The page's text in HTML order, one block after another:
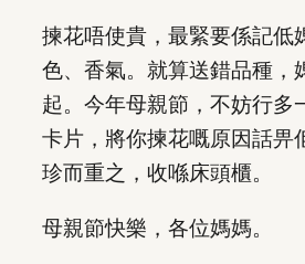
揀花唔使貴，最緊要係記低
色、香氣。就算送錯品種，
起。今年母親節，不妨行
卡片，將你揀花嘅原因話畀
珍而重之，收喺床頭櫃。
母親節快樂，各位媽媽。